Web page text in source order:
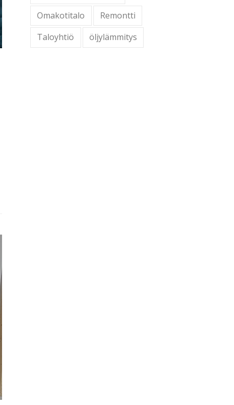
Omakotitalo
Remontti
Taloyhtiö
öljylämmitys